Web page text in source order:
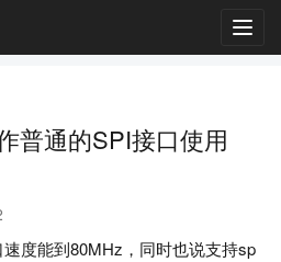
普通的SPI接口使用
度能到80MHz，同时也说支持sp